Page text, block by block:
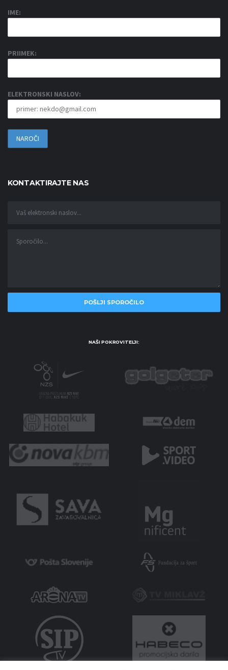
IME:
PRIIMEK:
ELEKTRONSKI NASLOV:
KONTAKTIRAJTE NAS
NAŠI POKROVITELJI: